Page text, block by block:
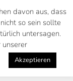
davon aus, dass
so sein sollte
untersagen.
Akzeptieren